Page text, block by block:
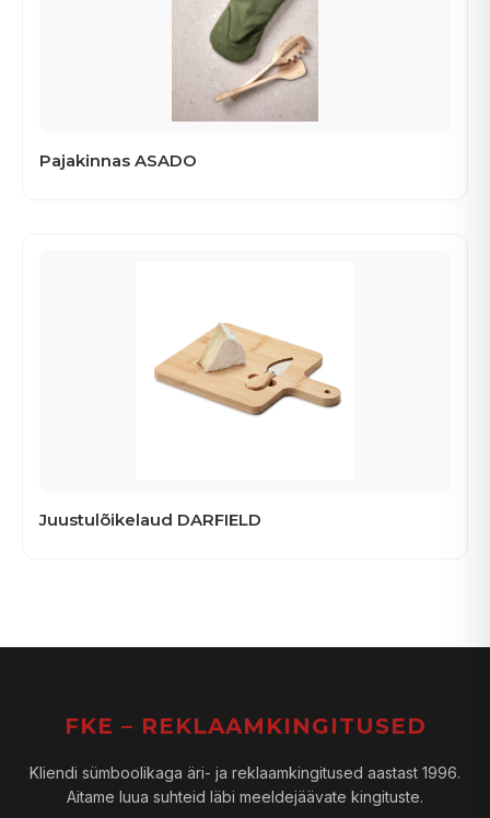
Pajakinnas ASADO
Juustulõikelaud DARFIELD
FKE – REKLAAMKINGITUSED
Kliendi sümboolikaga äri- ja reklaamkingitused aastast 1996.
Aitame luua suhteid läbi meeldejäävate kingituste.